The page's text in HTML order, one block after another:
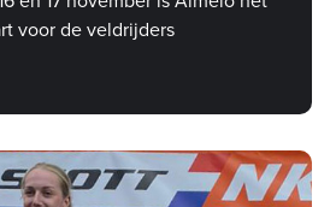
voor de veldrijders